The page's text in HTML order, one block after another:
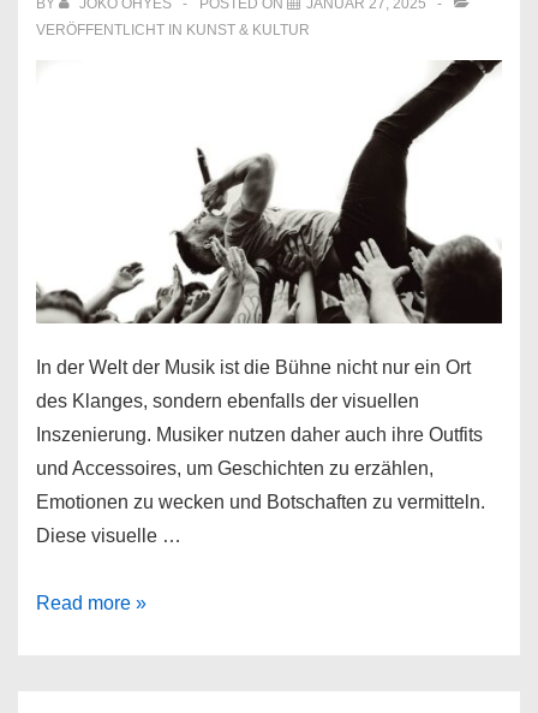
dein
BY JOKO OHYES POSTED ON
JANUAR 27, 2025
VERÖFFENTLICHT IN KUNST & KULTUR
In der Welt der Musik ist die Bühne nicht nur ein Ort
des Klanges, sondern ebenfalls der visuellen
Inszenierung. Musiker nutzen daher auch ihre Outfits
und Accessoires, um Geschichten zu erzählen,
Emotionen zu wecken und Botschaften zu vermitteln.
Diese visuelle …
Symbolik
Read more »